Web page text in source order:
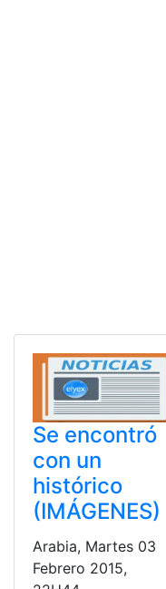
Se encontró
con un
histórico
(IMÁGENES)
Arabia, Martes 03
Febrero 2015,